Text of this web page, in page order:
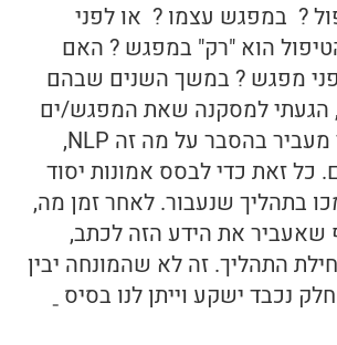
? במפגש עצמו ? או לפני
הוא "רק" במפגש ? האם
מפגש ? במשך השנים שבהם
אני מנחה NLP, הגעתי למסקנה שאת המפגש/ים
הראשון/ים אני מעביר בהסבר על מה זה NLP,
כל זאת כדי לבסס אמונות יסוד
בתהליך שנעבור. לאחר זמן מה,
שאעביר את הידע הזה לכתב,
התהליך. זה לא שהמונחה יבין
נכבד ישקע וייתן לנו בסיס